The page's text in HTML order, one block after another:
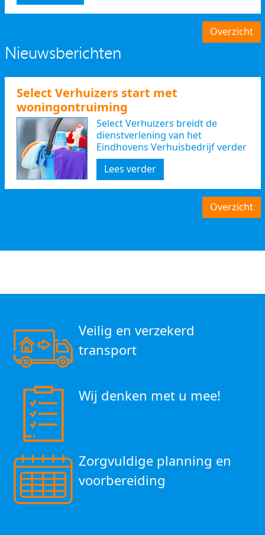
Overzicht
Nieuwsberichten
Select Verhuizers start met
woningontruiming
Select Verhuizers breidt de
dienstverlening van het
Eindhovens Verhuisbedrijf verder
uit
Lees verder
Overzicht
Veilig en verzekerd
transport
Wij denken met u mee!
Zorgvuldige planning en
voorbereiding